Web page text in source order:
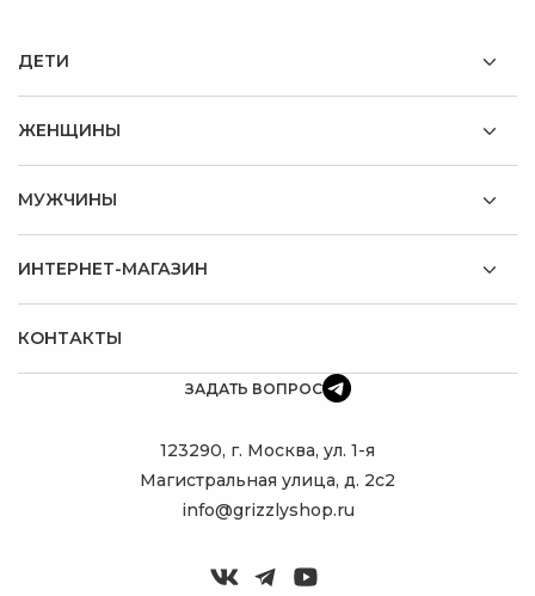
ДЕТИ
ЖЕНЩИНЫ
МУЖЧИНЫ
ИНТЕРНЕТ-МАГАЗИН
КОНТАКТЫ
ЗАДАТЬ ВОПРОС
123290, г. Москва, ул. 1-я
Магистральная улица, д. 2с2
info@grizzlyshop.ru